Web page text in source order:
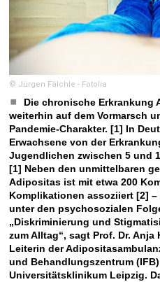
© Jürgen Fälchle - Fotolia
Die chronische Erkrankung
weiterhin auf dem Vormarsch
Pandemie-Charakter. [1] In
Erwachsene von der
Jugendlichen zwischen 5 und
[1] Neben den unmittelbaren
Adipositas ist mit etwa 200
Komplikationen assoziiert [2]
unter den psychosozialen
„Diskriminierung und
zum Alltag“, sagt Prof. Dr.
Leiterin der
und Behandlungszentrum
Universitätsklinikum Leipzig.